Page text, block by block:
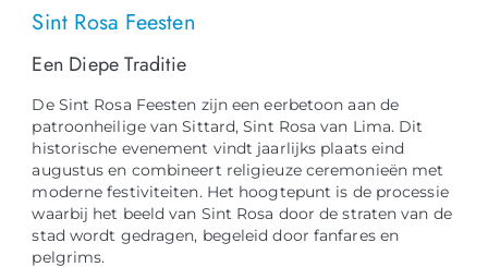
Sint Rosa Feesten
Een Diepe Traditie
De Sint Rosa Feesten zijn een eerbetoon aan de
patroonheilige van Sittard, Sint Rosa van Lima. Dit
historische evenement vindt jaarlijks plaats eind
augustus en combineert religieuze ceremonieën met
moderne festiviteiten. Het hoogtepunt is de processie
waarbij het beeld van Sint Rosa door de straten van de
stad wordt gedragen, begeleid door fanfares en
pelgrims.